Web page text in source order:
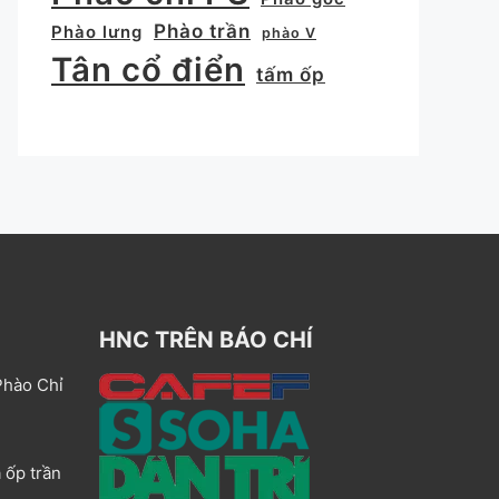
Phào lưng
Phào trần phào V
Tân cổ điển tấm ốp
Chỉ
ốp trần
HNC TRÊN BÁO CHÍ